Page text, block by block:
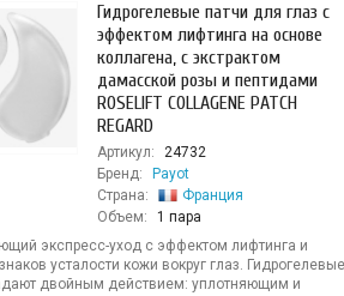
Гидрогелевые патчи для глаз с
эффектом лифтинга на основе
коллагена, с экстрактом
дамасской розы и пептидами
ROSELIFT COLLAGENE PATCH
REGARD
Артикул:
24732
Бренд:
Payot
Страна:
Франция
Объем:
1 пара
экспресс-уход с эффектом лифтинга и
усталости кожи вокруг глаз. Гидрогелевые
двойным действием: уплотняющим и